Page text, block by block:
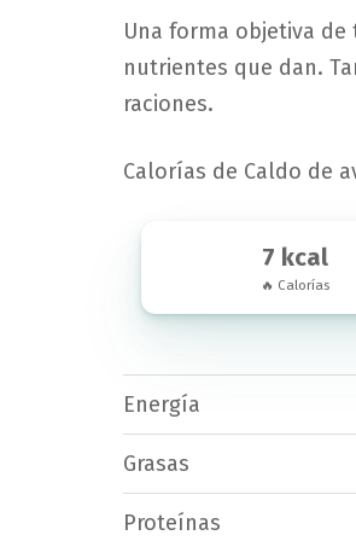
Una forma objetiva
nutrientes que dan.
raciones.
Calorías de Caldo de
7 kcal
🔥 Calorías
Energía
Grasas
Proteínas